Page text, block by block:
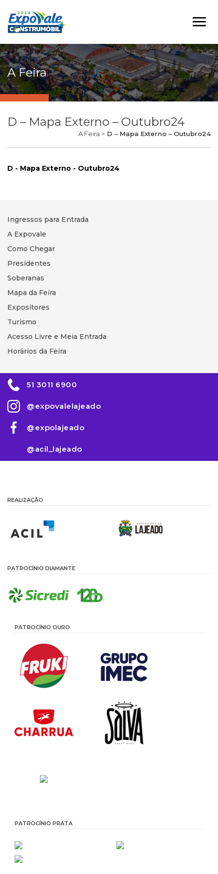
A Feira
D – Mapa Externo – Outubro24
A Feira > D – Mapa Externo – Outubro24
D - Mapa Externo - Outubro24
Ingressos para Entrada
A Expovale
Como Chegar
Presidentes
Soberanas
Mapa da Feira
Expositores
Turismo
Acesso Livre e Meia Entrada
Horários da Feira
51 3011 6900
@expovalelajeado
@expolajeado
@acil_lajeado
REALIZAÇÃO
PATROCÍNIO DIAMANTE
PATROCÍNIO OURO
PATROCÍNIO PRATA